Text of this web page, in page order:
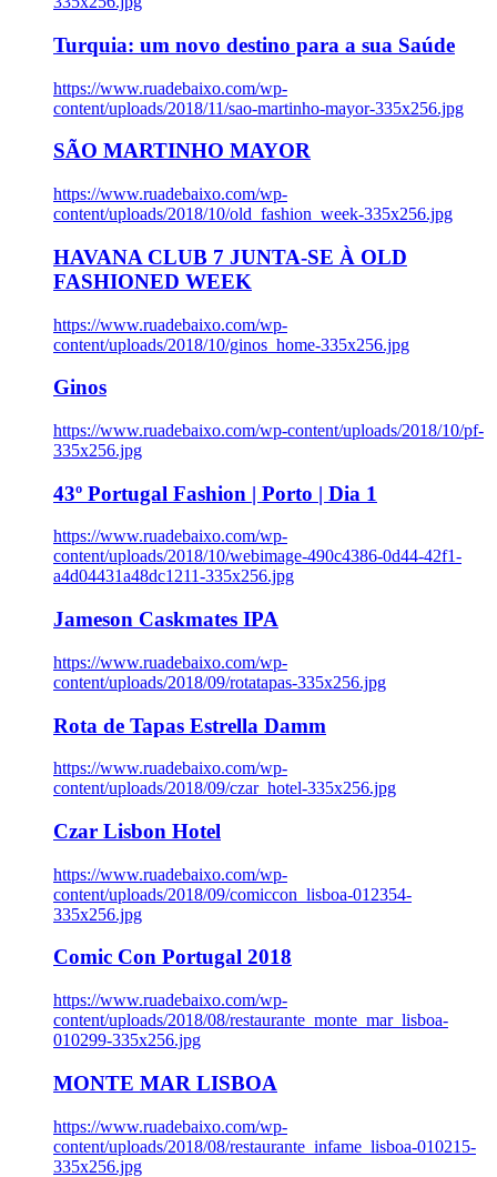
Turquia: um novo destino para a sua Saúde
https://www.ruadebaixo.com/wp-
content/uploads/2018/11/sao-martinho-mayor-335x256.jpg
SÃO MARTINHO MAYOR
https://www.ruadebaixo.com/wp-
content/uploads/2018/10/old_fashion_week-335x256.jpg
HAVANA CLUB 7 JUNTA-SE À OLD
FASHIONED WEEK
https://www.ruadebaixo.com/wp-
content/uploads/2018/10/ginos_home-335x256.jpg
Ginos
https://www.ruadebaixo.com/wp-content/uploads/2018/10/pf-
335x256.jpg
43º Portugal Fashion | Porto | Dia 1
https://www.ruadebaixo.com/wp-
content/uploads/2018/10/webimage-490c4386-0d44-42f1-
a4d04431a48dc1211-335x256.jpg
Jameson Caskmates IPA
https://www.ruadebaixo.com/wp-
content/uploads/2018/09/rotatapas-335x256.jpg
Rota de Tapas Estrella Damm
https://www.ruadebaixo.com/wp-
content/uploads/2018/09/czar_hotel-335x256.jpg
Czar Lisbon Hotel
https://www.ruadebaixo.com/wp-
content/uploads/2018/09/comiccon_lisboa-012354-
335x256.jpg
Comic Con Portugal 2018
https://www.ruadebaixo.com/wp-
content/uploads/2018/08/restaurante_monte_mar_lisboa-
010299-335x256.jpg
MONTE MAR LISBOA
https://www.ruadebaixo.com/wp-
content/uploads/2018/08/restaurante_infame_lisboa-010215-
335x256.jpg